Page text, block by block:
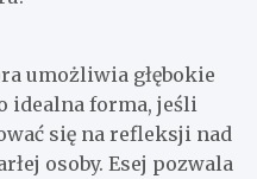
umożliwia głębokie
idealna forma, jeśli
się na refleksji nad
osoby. Esej pozwala